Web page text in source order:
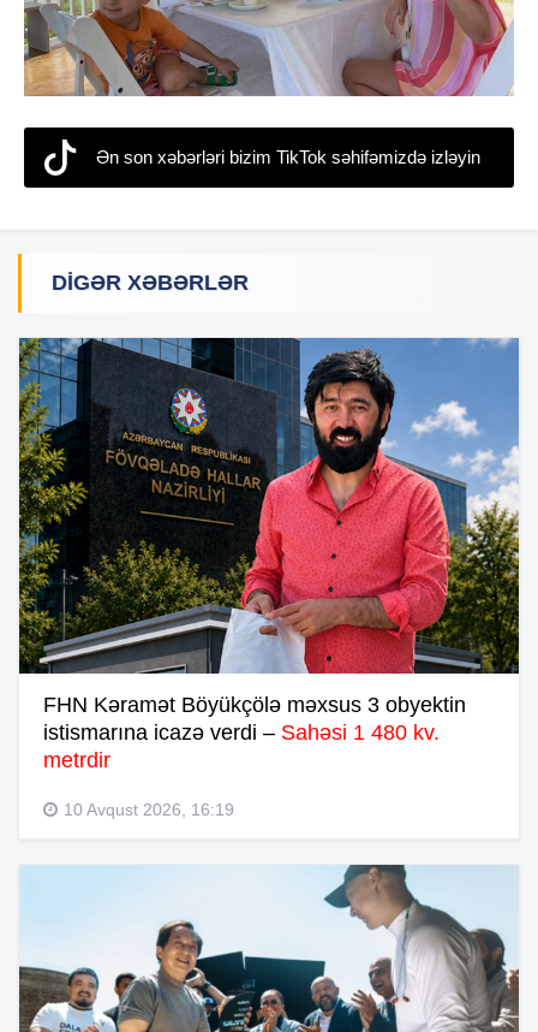
Ən son xəbərləri bizim TikTok səhifəmizdə izləyin
DIGƏR XƏBƏRLƏR
FHN Kəramət Böyükçölə məxsus 3 obyektin
istismarına icazə verdi – Sahəsi 1 480 kv.
metrdir
10 Avqust 2026, 16:19